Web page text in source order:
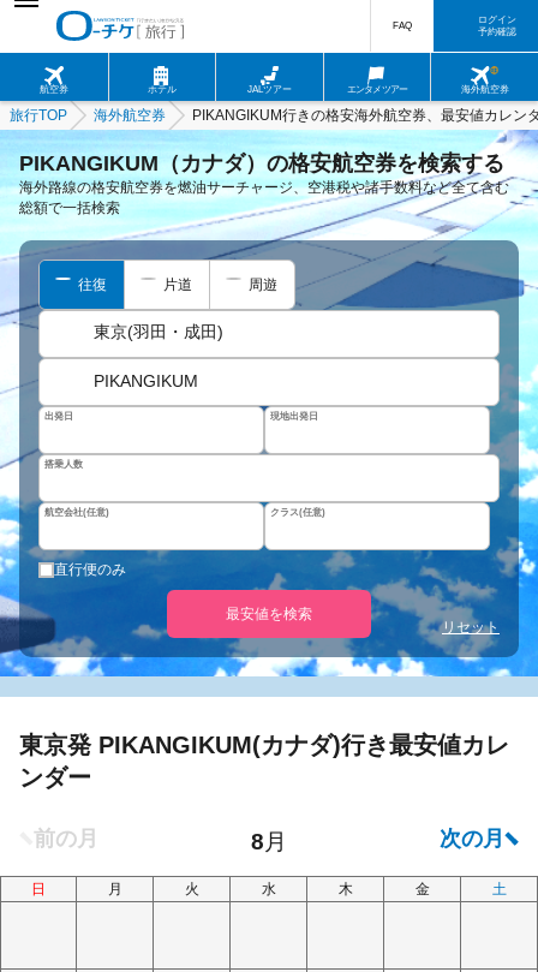
航空券 ホテル JALツアー エンタメツアー 海外航空券
FAQ
ログイン
予約確認
旅行TOP 海外航空券 PIKANGIKUM行きの格安海外航空券、最安値カレン
PIKANGIKUM（カナダ）の格安航空券を検索する
海外路線の格安航空券を燃油サーチャージ、空港税や諸手数料など全て含む
総額で一括検索
往復 片道 周遊
東京(羽田・成田)
PIKANGIKUM
出発日 現地出発日
搭乗人数
航空会社(任意) クラス(任意)
直行便のみ
最安値を検索
リセット
東京発 PIKANGIKUM(カナダ)行き最安値カレ
ンダー
日 月 火 水 木 金 土